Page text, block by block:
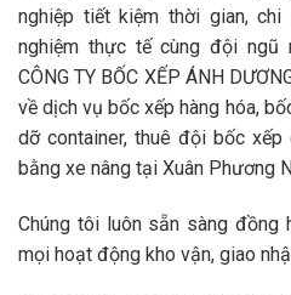
nghiệp tiết kiệm thời gian,
nghiệm thực tế cùng đội ngũ
CÔNG TY BỐC XẾP ÁNH
về dịch vụ bốc xếp hàng hóa,
dỡ container, thuê đội bốc
bằng xe nâng tại Xuân Phương
Chúng tôi luôn sẵn sàng đồng
mọi hoạt động kho vận, giao